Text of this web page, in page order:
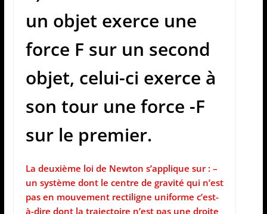
un objet exerce une
force F sur un second
objet, celui-ci exerce à
son tour une force -F
sur le premier.
La deuxième loi de Newton s’applique sur : –
un système dont le centre de gravité qui n’est
pas en mouvement rectiligne uniforme c’est-
à-dire dont la trajectoire n’est pas une droite